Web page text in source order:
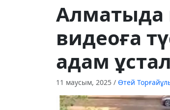
Алматыда
видеоға
адам
11 маусым, 2025 / Өтей